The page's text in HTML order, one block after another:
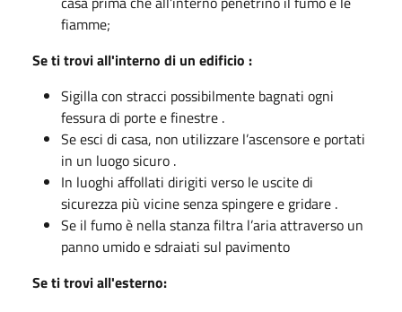
fiamme;
Se ti trovi all'interno di un edificio :
Sigilla con stracci possibilmente bagnati ogni
fessura di porte e finestre .
Se esci di casa, non utilizzare l’ascensore e portati
in un luogo sicuro .
In luoghi affollati dirigiti verso le uscite di
sicurezza più vicine senza spingere e gridare .
Se il fumo è nella stanza filtra l’aria attraverso un
panno umido e sdraiati sul pavimento
Se ti trovi all'esterno: